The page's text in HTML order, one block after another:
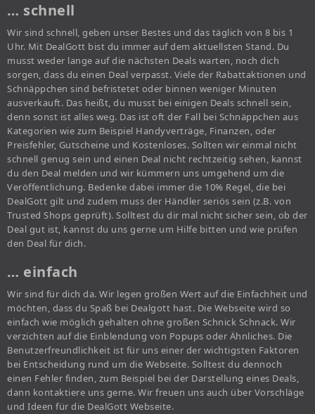
… schnell
Wir sind schnell, geben unser Bestes und das täglich von 8 bis 1
Uhr. Mit DealGott bist du immer auf dem aktuellsten Stand. Du
musst weder lange auf die nächsten Deals warten, noch dich
sorgen, dass du einen Deal verpasst. Viele der Rabattaktionen und
Schnäppchen sind befristetet oder binnen weniger Minuten
ausverkauft. Das heißt, du musst bei einigen Deals schnell sein,
denn sonst ist alles weg. Das ist oft der Fall bei Schnäppchen aus
Kategorien wie zum Beispiel Handyverträge, Finanzen, oder
Preisfehler, Gutscheine und Kostenloses. Sollten wir einmal nicht
schnell genug sein und einen Deal nicht rechtzeitig sehen, kannst
du den Deal melden und wir kümmern uns umgehend um die
Veröffentlichung. Bedenke dabei immer die 10% Regel, die bei
DealGott gilt und zudem muss der Händler seriös sein (z.B. von
Trusted Shops geprüft). Solltest du dir mal nicht sicher sein, ob der
Deal gut ist, kannst du uns gerne um Hilfe bitten und wie prüfen
den Deal für dich.
… einfach
Wir sind für dich da. Wir legen großen Wert auf die Einfachheit und
möchten, dass du Spaß bei Dealgott hast. Die Webseite wird so
einfach wie möglich gehalten ohne großen Schnick Schnack. Wir
verzichten auf die Einblendung von Popups oder Ähnliches. Die
Benutzerfreundlichkeit ist für uns einer der wichtigsten Faktoren
bei Entscheidung rund um die Webseite. Solltest du dennoch
einen Fehler finden, zum Beispiel bei der Darstellung eines Deals,
dann kontaktiere uns gerne. Wir freuen uns auch über Vorschläge
und Ideen für die DealGott Webseite.